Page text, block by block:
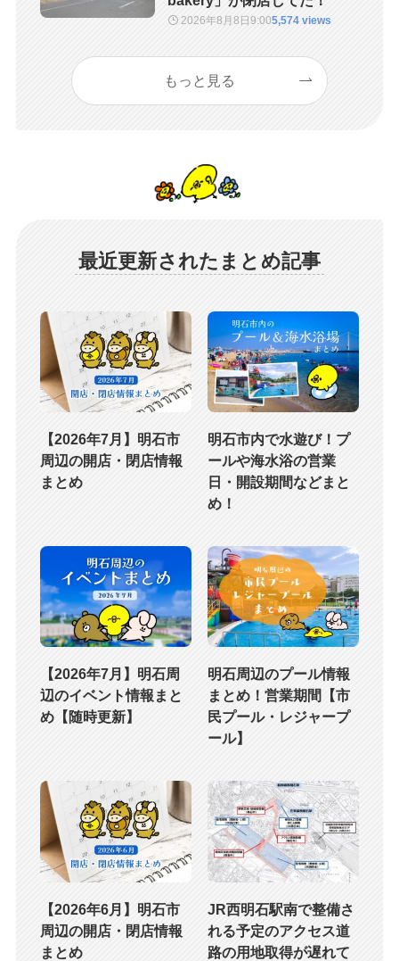
2026年8月8日9:005,574 views
もっと見る
最近更新されたまとめ記事
【2026年7月】明石市
周辺の開店・閉店情報
まとめ
明石市内で水遊び！プ
ールや海水浴の営業
日・開設期間などまと
め！
【2026年7月】明石周
辺のイベント情報まと
め【随時更新】
明石周辺のプール情報
まとめ！営業期間【市
民プール・レジャープ
ール】
【2026年6月】明石市
周辺の開店・閉店情報
まとめ
JR西明石駅南で整備さ
れる予定のアクセス道
路の用地取得が遅れて